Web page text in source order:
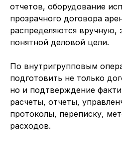
отчетов, оборудование
прозрачного договора
распределяются
понятной деловой цели.
По внутригрупповым
подготовить не только
но и подтверждение
расчеты, отчеты,
протоколы, переписку,
расходов.